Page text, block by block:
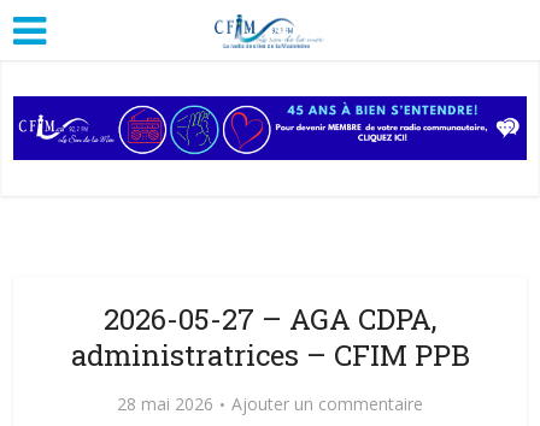
2026-05-27 – AGA CDPA,
administratrices – CFIM PPB
28 mai 2026 Ajouter un commentaire